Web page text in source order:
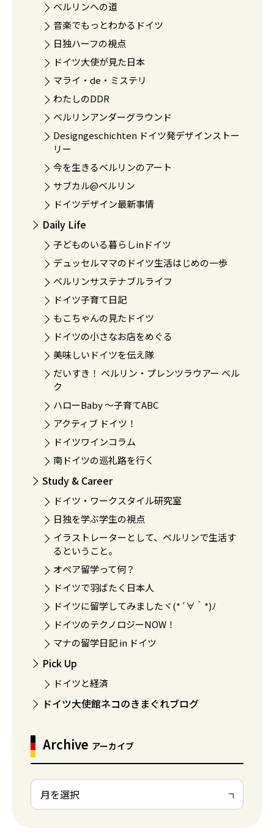
ベルリンへの道
音楽でもっとわかるドイツ
日独ハーフの視点
ドイツ大使が見た日本
マライ・de・ミステリ
わたしのDDR
ベルリンアンダーグラウンド
Designgeschichten ドイツ発デザインストー
リー
今を生きるベルリンのアート
サブカル@ベルリン
ドイツデザイン最新事情
Daily Life
子どものいる暮らしinドイツ
デュッセルママのドイツ生活はじめの一歩
ベルリンサステナブルライフ
ドイツ子育て日記
もこちゃんの見たドイツ
ドイツの小さなお店をめぐる
美味しいドイツを伝え隊
だいすき！ ベルリン・プレンツラウアー ベル
ク
ハローBaby 〜子育てABC
アクティブ ドイツ！
ドイツワインコラム
南ドイツの巡礼路を行く
Study & Career
ドイツ・ワークスタイル研究室
日独を学ぶ学生の視点
イラストレーターとして、ベルリンで生活す
るということ。
オペア留学って何？
ドイツで羽ばたく日本人
ドイツに留学してみましたヾ(*´∀｀*)ﾉ
ドイツのテクノロジーNOW！
マナの留学日記 in ドイツ
Pick Up
ドイツと経済
ドイツ大使館ネコのきまぐれブログ
Archive アーカイブ